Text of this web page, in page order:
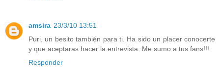
amsira 23/3/10 13:51
Puri, un besito también para ti. Ha sido un placer conocerte
y que aceptaras hacer la entrevista. Me sumo a tus fans!!!
Responder